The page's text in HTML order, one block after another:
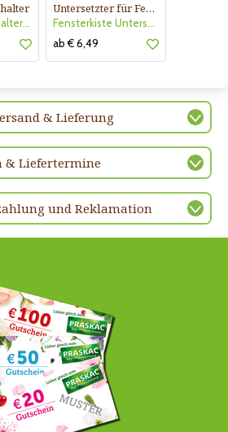
Blumenkastenhalter anthrazit
Untersetzter für Fensterkiste
Fensterkiste Untersetzer anthra
ab € 6,49
& Lieferung
& Liefertermine
und Reklamation